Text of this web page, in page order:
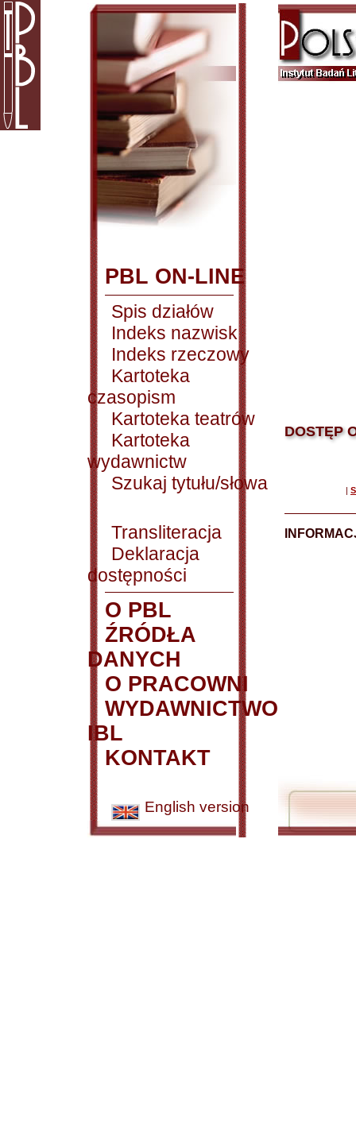
PBL ON-LINE
Spis działów
Indeks nazwisk
Indeks rzeczowy
Kartoteka
czasopism
Kartoteka teatrów
Kartoteka
wydawnictw
Szukaj tytułu/słowa
Transliteracja
Deklaracja
dostępności
O PBL
ŹRÓDŁA
DANYCH
O PRACOWNI
WYDAWNICTWO
IBL
KONTAKT
English version
DOSTĘP
|